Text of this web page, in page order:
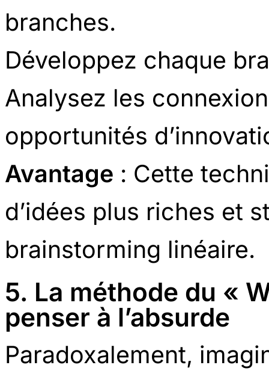
branches.
Développez chaque
Analysez les
opportunités
Avantage : Cette
d’idées plus riches et
brainstorming linéaire.
5. La méthode du «
penser à l’absurde
Paradoxalement,